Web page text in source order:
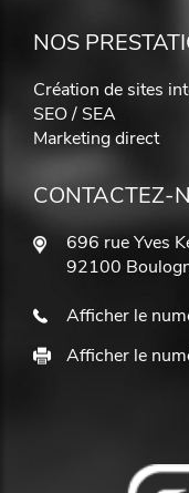
NOS
Création de sites
SEO / SEA
Marketing direct
CONTACTEZ-
696 rue Yves
92100
Afficher le
Afficher le